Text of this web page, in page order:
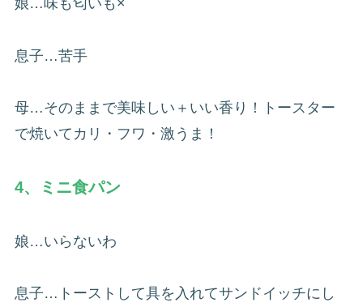
娘…味も匂いも×
息子…苦手
母…そのままで美味しい＋いい香り！トースター
で焼いてカリ・フワ・激うま！
4、ミニ食パン
娘…いらないわ
息子…トーストして具を入れてサンドイッチにし